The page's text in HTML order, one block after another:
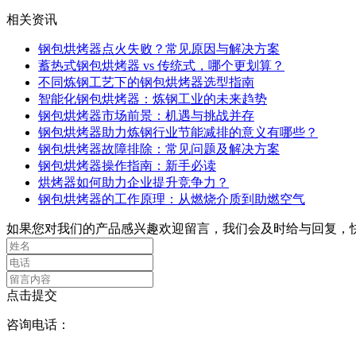
相关资讯
钢包烘烤器点火失败？常见原因与解决方案
蓄热式钢包烘烤器 vs 传统式，哪个更划算？
不同炼钢工艺下的钢包烘烤器选型指南
智能化钢包烘烤器：炼钢工业的未来趋势
钢包烘烤器市场前景：机遇与挑战并存
钢包烘烤器助力炼钢行业节能减排的意义有哪些？
钢包烘烤器故障排除：常见问题及解决方案
钢包烘烤器操作指南：新手必读
烘烤器如何助力企业提升竞争力？
钢包烘烤器的工作原理：从燃烧介质到助燃空气
如果您对我们的产品感兴趣欢迎留言，我们会及时给与回复，
点击提交
咨询电话：